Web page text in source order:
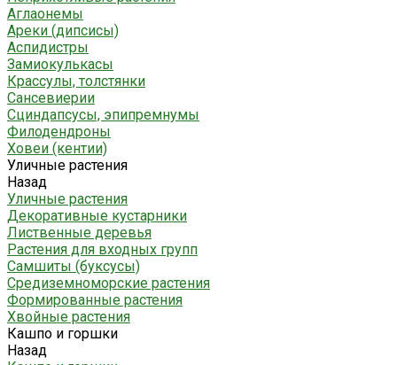
Аглаонемы
Ареки (дипсисы)
Аспидистры
Замиокулькасы
Крассулы, толстянки
Сансевиерии
Сциндапсусы, эпипремнумы
Филодендроны
Ховеи (кентии)
Уличные растения
Назад
Уличные растения
Декоративные кустарники
Лиственные деревья
Растения для входных групп
Самшиты (буксусы)
Средиземноморские растения
Формированные растения
Хвойные растения
Кашпо и горшки
Назад